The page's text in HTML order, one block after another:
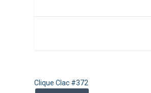
Clique Clac #372